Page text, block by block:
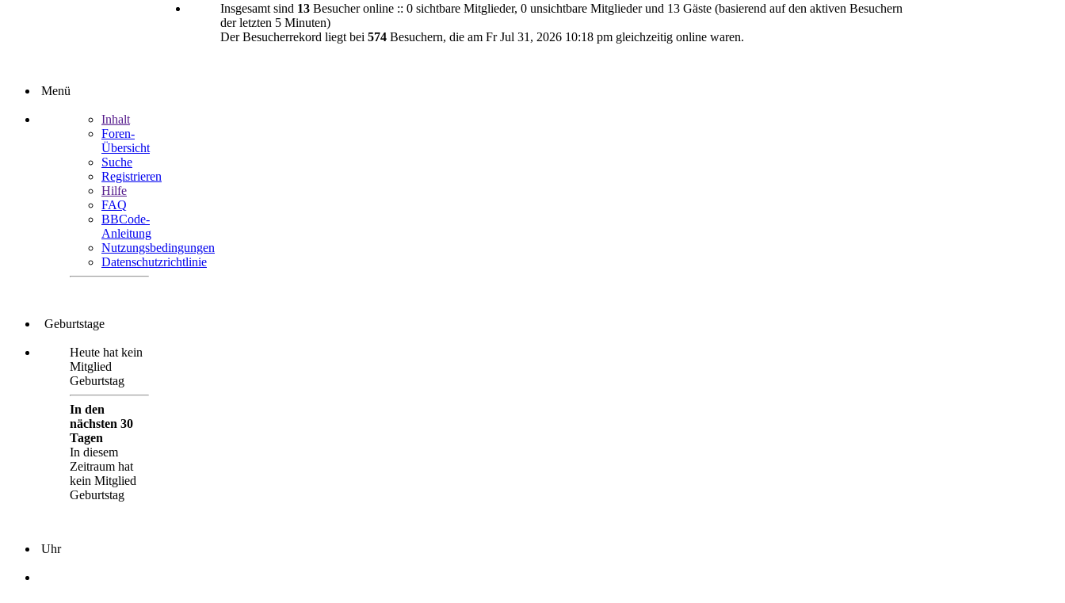
Insgesamt sind 13 Besucher online :: 0 sichtbare Mitglieder, 0 unsichtbare Mitglieder und 13 Gäste (basierend auf den aktiven Besuchern
der letzten 5 Minuten)
Der Besucherrekord liegt bei 574 Besuchern, die am Fr Jul 31, 2026 10:18 pm gleichzeitig online waren.
Menü
Inhalt
Foren-
Übersicht
Suche
Registrieren
Hilfe
FAQ
BBCode-
Anleitung
Nutzungsbedingungen
Datenschutzrichtlinie
Geburtstage
Heute hat kein
Mitglied
Geburtstag
In den
nächsten 30
Tagen
In diesem
Zeitraum hat
kein Mitglied
Geburtstag
Uhr